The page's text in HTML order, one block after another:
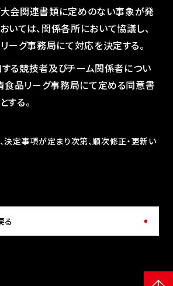
会関連書類に定めのない事象が発
いては、関係各所において協議し、
ーグ事務局にて対応を決定する。
る競技者及びチーム関係者につい
食品リーグ事務局にて定める同意書
する。
定事項が定まり次第、順次修正・更新い
る